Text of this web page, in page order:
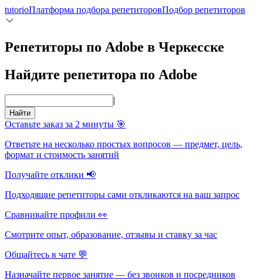
tutorioПлатформа подбора репетиторовПодбор репетиторов
Репетиторы по Adobe в Черкесске
Найдите репетитора по Adobe
|
Найти
Оставьте заказ за 2 минуты 🎯
Ответьте на несколько простых вопросов — предмет, цель,
формат и стоимость занятий
Получайте отклики 📢
Подходящие репетиторы сами откликаются на ваш запрос
Сравнивайте профили 👀
Смотрите опыт, образование, отзывы и ставку за час
Общайтесь в чате 💬
Назначайте первое занятие — без звонков и посредников